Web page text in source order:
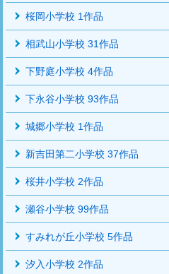
桜岡小学校 1作品
相武山小学校 31作品
下野庭小学校 4作品
下永谷小学校 93作品
城郷小学校 1作品
新吉田第二小学校 37作品
桜井小学校 2作品
瀬谷小学校 99作品
すみれが丘小学校 5作品
汐入小学校 2作品